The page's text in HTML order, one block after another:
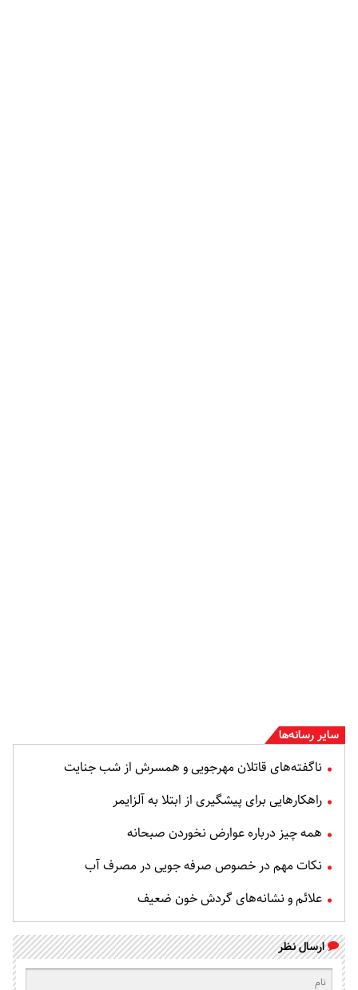
سایر رسانه‌ها
ناگفته‌های قاتلان مهرجویی و همسرش از شب جنایت
راهکارهایی برای پیشگیری از ابتلا به آلزایمر
همه چیز درباره عوارض نخوردن صبحانه
نکات مهم در خصوص صرفه جویی در مصرف آب
علائم و نشانه‌های گردش خون ضعیف
ارسال نظر